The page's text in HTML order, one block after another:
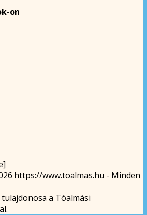
on
https://www.toalmas.hu - Minden
a Tóalmási